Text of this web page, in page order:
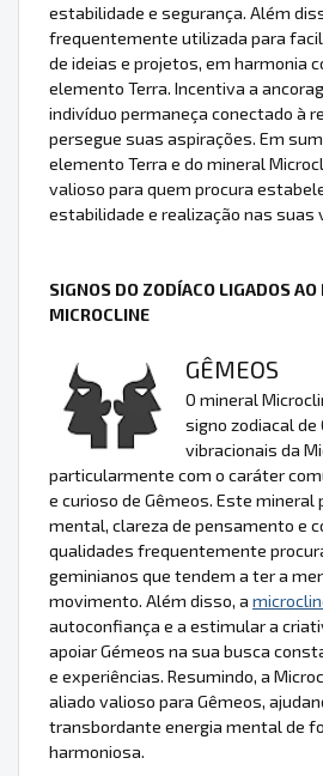
estabilidade e segurança. Além
frequentemente utilizada para
de ideias e projetos, em harmonia
elemento Terra. Incentiva a
indivíduo permaneça conectado à
persegue suas aspirações. Em
elemento Terra e do mineral
valioso para quem procura
estabilidade e realização nas suas
SIGNOS DO ZODÍACO LIGADOS
MICROCLINE
GÊMEOS
O mineral
signo zodiacal de
vibracionais da
particularmente com o caráter
e curioso de Gêmeos. Este mineral
mental, clareza de pensamento e
qualidades frequentemente
geminianos que tendem a ter a
movimento. Além disso, a
autoconfiança e a estimular a
apoiar Gémeos na sua busca
e experiências. Resumindo, a
aliado valioso para Gêmeos,
transbordante energia mental de
harmoniosa.